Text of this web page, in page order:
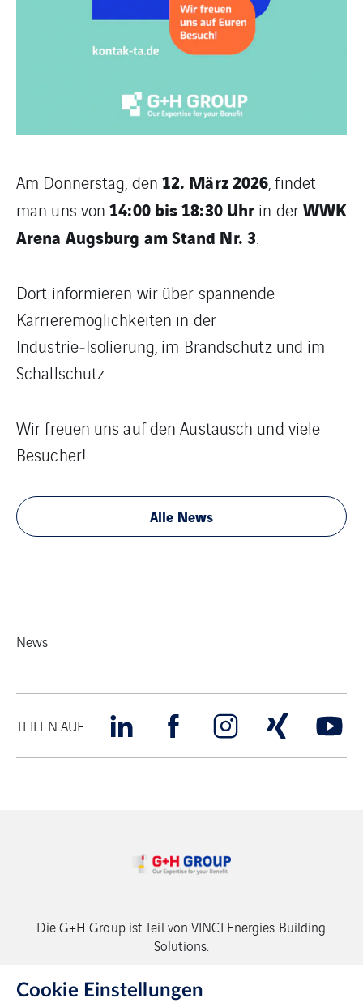
Am Donnerstag, den 12. März 2026, findet
man uns von14:00 bis 18:30 Uhr in derWWK
Arena Augsburg am Stand Nr. 3.
Dort informieren wir über spannende
Karrieremöglichkeiten in der
Industrie‑Isolierung, im Brandschutz und im
Schallschutz.
Wir freuen uns auf den Austausch und viele
Besucher!
Alle News
News
TEILEN AUF
Die G+H Group ist Teil von VINCI Energies Building
Solutions.
Copyright G+H Group
Cookie Einstellungen